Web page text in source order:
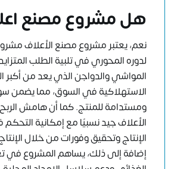
هل مشروع مصنع
نعم، يعتبر مشروع مصنع الأعلاف
لدوره المحوري في تلبية الطلب
المواشي والدواجن الذي يعد من أكبر
الاستهلاكية في السوق، مما يضمن
ومستدامة للمنتج. كما أن هامش
الأعلاف جيد نسبيًا مع إمكانية
الإنتاج وتحقيق وفورات من خلال
إضافة إلى ذلك، يساهم المشروع في